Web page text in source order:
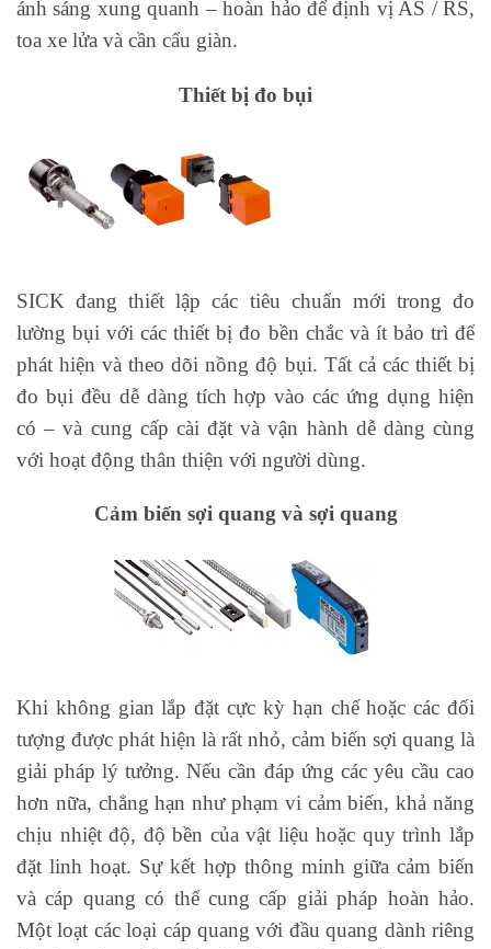
ánh sáng xung quanh – hoàn hảo để định vị AS / RS,
toa xe lửa và cần cẩu giàn.
Thiết bị đo bụi
SICK đang thiết lập các tiêu chuẩn mới trong đo
lường bụi với các thiết bị đo bền chắc và ít bảo trì để
phát hiện và theo dõi nồng độ bụi. Tất cả các thiết bị
đo bụi đều dễ dàng tích hợp vào các ứng dụng hiện
có – và cung cấp cài đặt và vận hành dễ dàng cùng
với hoạt động thân thiện với người dùng.
Cảm biến sợi quang và sợi quang
Khi không gian lắp đặt cực kỳ hạn chế hoặc các đối
tượng được phát hiện là rất nhỏ, cảm biến sợi quang là
giải pháp lý tưởng. Nếu cần đáp ứng các yêu cầu cao
hơn nữa, chẳng hạn như phạm vi cảm biến, khả năng
chịu nhiệt độ, độ bền của vật liệu hoặc quy trình lắp
đặt linh hoạt. Sự kết hợp thông minh giữa cảm biến
và cáp quang có thể cung cấp giải pháp hoàn hảo.
Một loạt các loại cáp quang với đầu quang dành riêng